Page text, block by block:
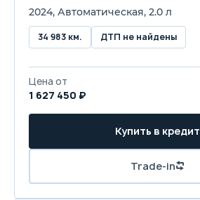
2024, Автоматическая, 2.0 л
34 983 км. ДТП не найдены
Цена от
1 627 450 ₽
Купить в кредит
Trade-in